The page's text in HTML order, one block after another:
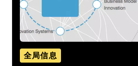
全局信息